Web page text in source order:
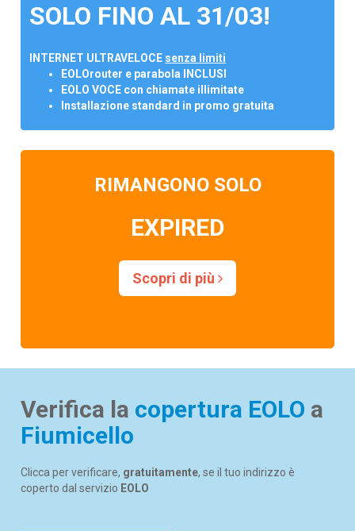
SOLO FINO AL 31/03!
INTERNET ULTRAVELOCE senza limiti
EOLOrouter e parabola INCLUSI
EOLO VOCE con chiamate illimitate
Installazione standard in promo gratuita
RIMANGONO SOLO
EXPIRED
Scopri di più
Verifica la copertura EOLO a
Fiumicello
Clicca per verificare, gratuitamente, se il tuo indirizzo è
coperto dal servizio EOLO